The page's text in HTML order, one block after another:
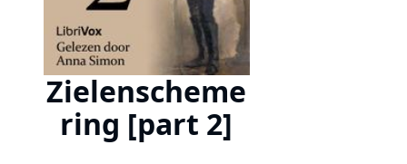
Zielenscheme
ring [part 2]